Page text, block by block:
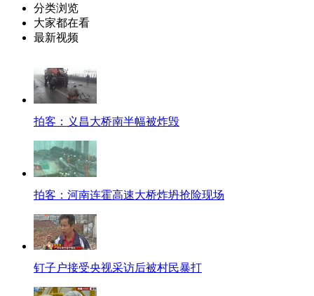
分类浏览
大家都在看
最新视频
拍客：义昌大桥南半幅被炸毁
拍客：河南连霍高速大桥炸坍抢险现场
钉子户接受央视采访后被村民暴打